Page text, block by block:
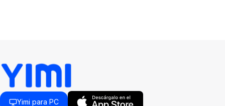
Yimi para PC